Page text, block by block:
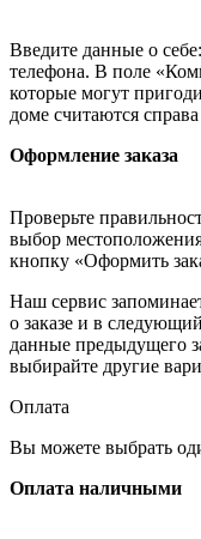
Введите данные о
телефона. В поле
которые могут
доме считаются
Оформление заказа
Проверьте
выбор
кнопку «Оформить
Наш сервис
о заказе и в
данные предыдущего
выбирайте другие
Оплата
Вы можете выбрать
Оплата наличными